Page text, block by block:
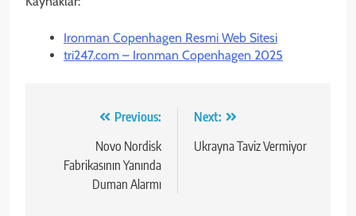
Ironman Copenhagen Resmi Web Sitesi
tri247.com – Ironman Copenhagen 2025
gezinmesi
Previous:
Novo Nordisk
Fabrikasının Yanında
Duman Alarmı
Next:
Ukrayna Taviz Vermiyor